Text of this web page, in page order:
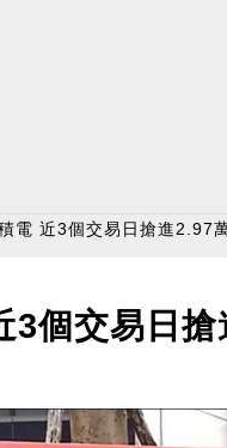
電 近3個交易日搶進2.97
3個交易日